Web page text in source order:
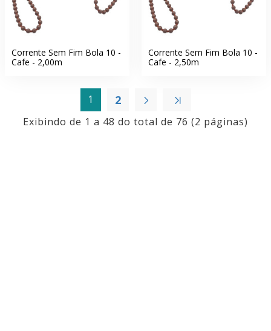
Corrente Sem Fim Bola 10 -
Cafe - 2,00m
Corrente Sem Fim Bola 10 -
Cafe - 2,50m
1 2
Exibindo de 1 a 48 do total de 76 (2 páginas)